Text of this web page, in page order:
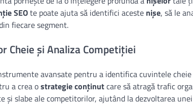
SEOte poate ajuta să identifici aceste nișe, să le
fiecare segment.
Cheie și Analiza Competiției
avansate pentru a identifica cuvintele
a crea ostrategie conținutcare să atragă trafic
și slabe ale competitorilor, ajutând la dezvoltarea